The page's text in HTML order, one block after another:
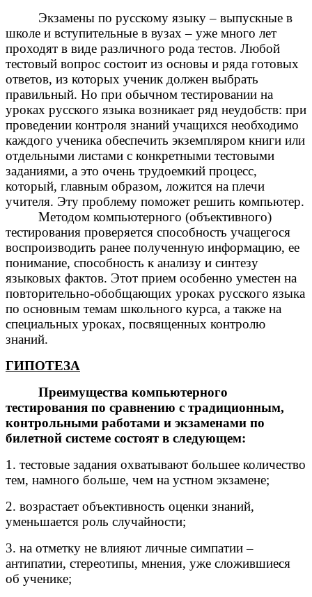
Экзамены по русскому языку – выпускные в
школе и вступительные в вузах – уже много лет
проходят в виде различного рода тестов. Любой
тестовый вопрос состоит из основы и ряда готовых
ответов, из которых ученик должен выбрать
правильный. Но при обычном тестировании на
уроках русского языка возникает ряд неудобств: при
проведении контроля знаний учащихся необходимо
каждого ученика обеспечить экземпляром книги или
отдельными листами с конкретными тестовыми
заданиями, а это очень трудоемкий процесс,
который, главным образом, ложится на плечи
учителя. Эту проблему поможет решить компьютер.
Методом компьютерного (объективного)
тестирования проверяется способность учащегося
воспроизводить ранее полученную информацию, ее
понимание, способность к анализу и синтезу
языковых фактов. Этот прием особенно уместен на
повторительно-обобщающих уроках русского языка
по основным темам школьного курса, а также на
специальных уроках, посвященных контролю
знаний.
ГИПОТЕЗА
Преимущества компьютерного
тестирования по сравнению с традиционным,
контрольными работами и экзаменами по
билетной системе состоят в следующем:
1. тестовые задания охватывают большее количество
тем, намного больше, чем на устном экзамене;
2. возрастает объективность оценки знаний,
уменьшается роль случайности;
3. на отметку не влияют личные симпатии –
антипатии, стереотипы, мнения, уже сложившиеся
об ученике;